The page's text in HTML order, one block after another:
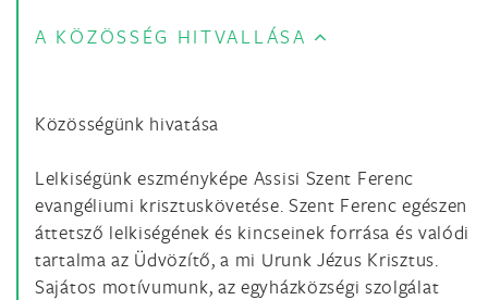
A KÖZÖSSÉG HITVALLÁSA
Közösségünk hivatása
Lelkiségünk eszményképe Assisi Szent Ferenc
evangéliumi krisztuskövetése. Szent Ferenc egészen
áttetsző lelkiségének és kincseinek forrása és valódi
tartalma az Üdvözítő, a mi Urunk Jézus Krisztus.
Sajátos motívumunk, az egyházközségi szolgálat